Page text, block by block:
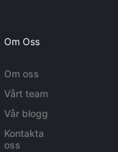
Om Oss
Om oss
Vårt team
Vår blogg
Kontakta
oss